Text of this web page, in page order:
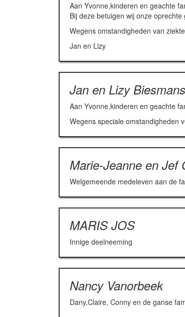
Aan Yvonne,kinderen en geachte
Bij deze betuigen wij onze
Wegens omstandigheden van
Jan en Lizy
Jan en Lizy
Aan Yvonne,kinderen en geachte
Wegens speciale omstandigheden
Marie-Jeanne en Jef
Welgemeende medeleven aan de
MARIS JOS
Innige deelneeming
Nancy Vanorbeek
Dany,Claire, Conny en de ganse